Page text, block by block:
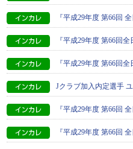
『平成29年度 第66回
『平成29年度 第66回
『平成29年度 第66回
Jクラブ加入内定選手
『平成29年度 第66回
『平成29年度 第66回